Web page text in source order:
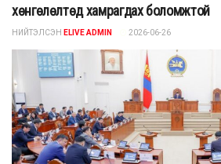
хөнгөлөлтөд хамрагдах боломжтой
НИЙТЭЛСЭН ELIVE ADMIN 2026-06-26